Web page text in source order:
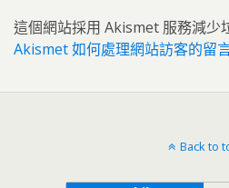
這個網站採用 Akismet 服務減少
Akismet 如何處理網站訪客的留
Back to